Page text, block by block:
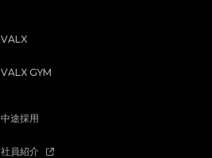
VALX
VALX GYM
中途採用
社員紹介